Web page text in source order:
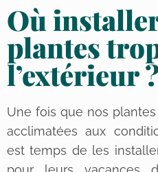
Où
plantes
l’extérieur
Une fois que nos plantes
acclimatées aux
est temps de les